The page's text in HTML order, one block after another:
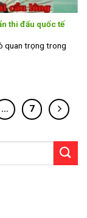
thi đấu quốc tế
quan trọng trong
… 7